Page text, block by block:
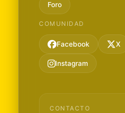
Foro
COMUNIDAD
Facebook X
Instagram
CONTACTO